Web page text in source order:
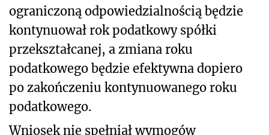
ograniczoną odpowiedzialnością będzie
kontynuował rok podatkowy spółki
przekształcanej, a zmiana roku
podatkowego będzie efektywna dopiero
po zakończeniu kontynuowanego roku
podatkowego.
Wniosek nie spełniał wymogów